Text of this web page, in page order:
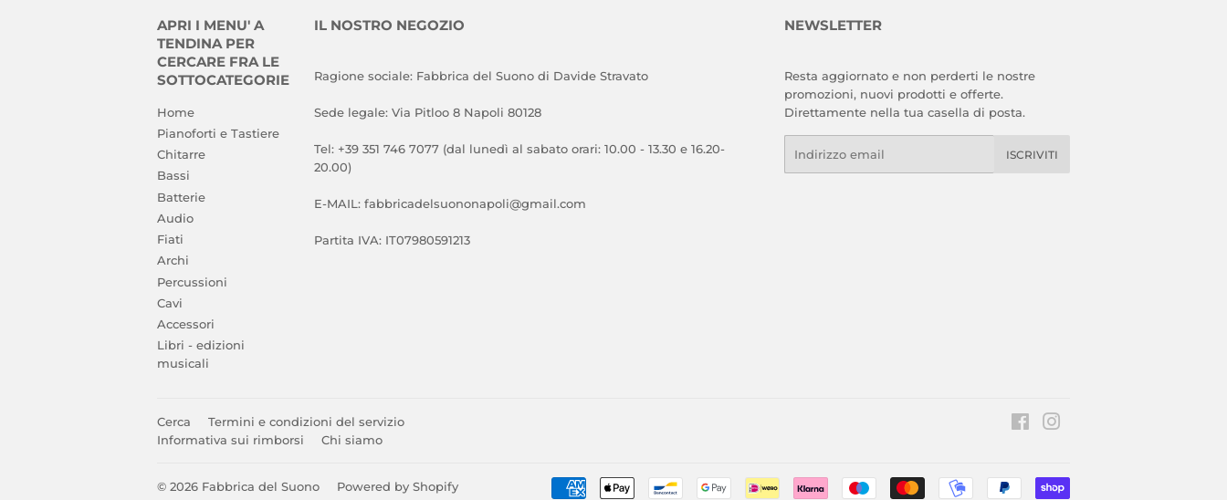
APRI I MENU' A
TENDINA PER
CERCARE FRA LE
SOTTOCATEGORIE
Home
Pianoforti e Tastiere
Chitarre
Bassi
Batterie
Audio
Fiati
Archi
Percussioni
Cavi
Accessori
Libri - edizioni
musicali
IL NOSTRO NEGOZIO
Ragione sociale: Fabbrica del Suono di Davide Stravato
Sede legale: Via Pitloo 8 Napoli 80128
Tel: +39 351 746 7077 (dal lunedì al sabato orari: 10.00 - 13.30 e 16.20-
20.00)
E-MAIL: fabbricadelsuononapoli@gmail.com
Partita IVA: IT07980591213
NEWSLETTER
Resta aggiornato e non perderti le nostre
promozioni, nuovi prodotti e offerte.
Direttamente nella tua casella di posta.
ISCRIVITI
Cerca
Termini e condizioni del servizio
Informativa sui rimborsi
Chi siamo
Facebook
© 2026 Fabbrica del Suono Powered by Shopify